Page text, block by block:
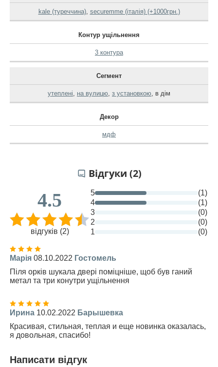
kale (туреччина), securemme (італія) (+1000грн.)
Контур ущільнення
3 контура
Сегмент
утеплені на вулицю з установкою в дім
Декор
мдф
Відгуки (2)
4.5
відгуків (2)
5
(1)
4
(1)
3
(0)
2
(0)
1
(0)
Марія 08.10.2022 Гостомель
Піля орків шукала двері поміцніше, щоб був ганий
метал та три конутри ущільнення
Ирина 10.02.2022 Барышевка
Красивая, стильная, теплая и еще новинка оказалась,
я довольная, спасибо!
Написати відгук